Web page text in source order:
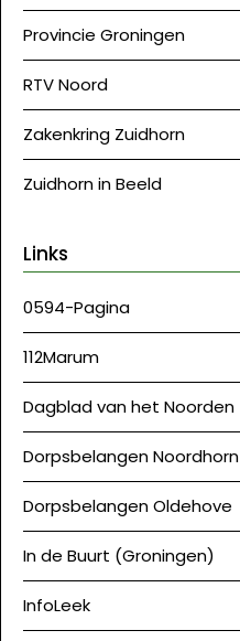
Provincie Groningen
RTV Noord
Zakenkring Zuidhorn
Zuidhorn in Beeld
Links
0594-Pagina
112Marum
Dagblad van het Noorden
Dorpsbelangen Noordhorn
Dorpsbelangen Oldehove
In de Buurt (Groningen)
InfoLeek